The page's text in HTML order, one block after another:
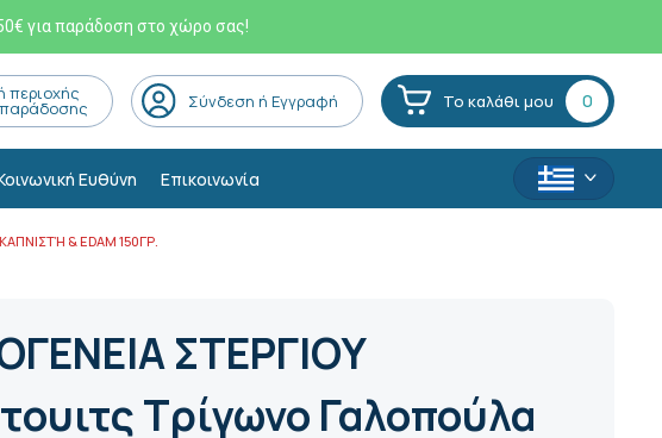
για παράδοση στο χώρο σας!
περιοχής Σύνδεση ή Εγγραφή Το καλάθι μου 0
Ευθύνη Επικοινωνία
& EDAM 150ΓΡ.
ΣΤΕΡΓΙΟΥ
Τρίγωνο Γαλοπούλα